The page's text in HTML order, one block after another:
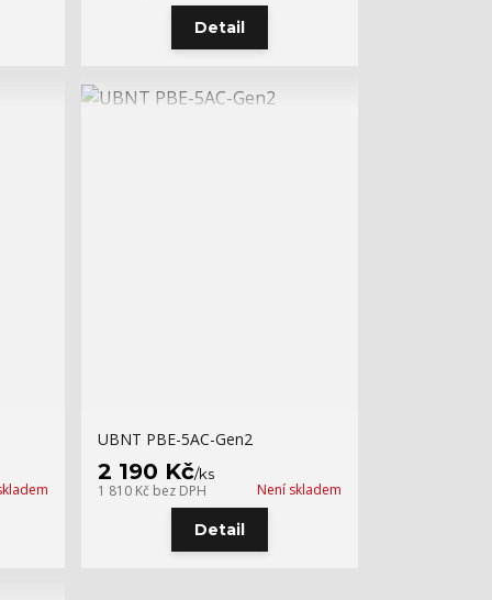
Detail
UBNT PBE-5AC-Gen2
2 190 Kč/ks
1 810 Kč bez DPH Není skladem
Detail